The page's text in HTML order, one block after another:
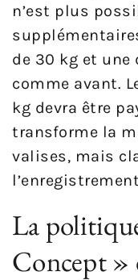
n’est plus
de 30 kg et une
comme avant.
kg devra être
transforme la
valises, mais
La
Concept »